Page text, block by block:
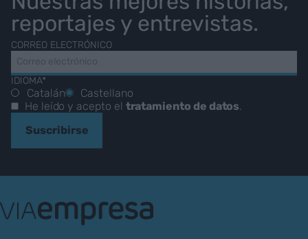
reportajes y entrevistas.
CORREO ELECTRÓNICO
IDIOMA*
Catalán
Castellano
He leído y acepto el tratamiento de datos.
Suscribirse